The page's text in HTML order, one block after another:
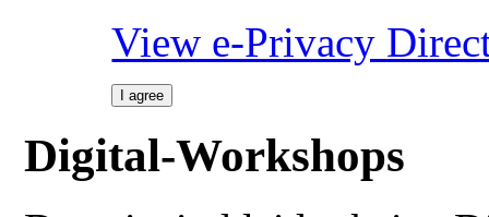
View e-Privacy
I agree
Digital-Workshops